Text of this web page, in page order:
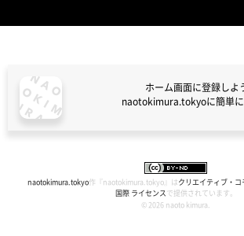
ホーム画面に登録しよ
naotokimura.tokyoに簡単に
naotokimura.tokyo作『 naotokimura.tokyo 』は クリエイティブ・コ
国際 ライセンス で提供されています。
© 2026 naoto kimura.